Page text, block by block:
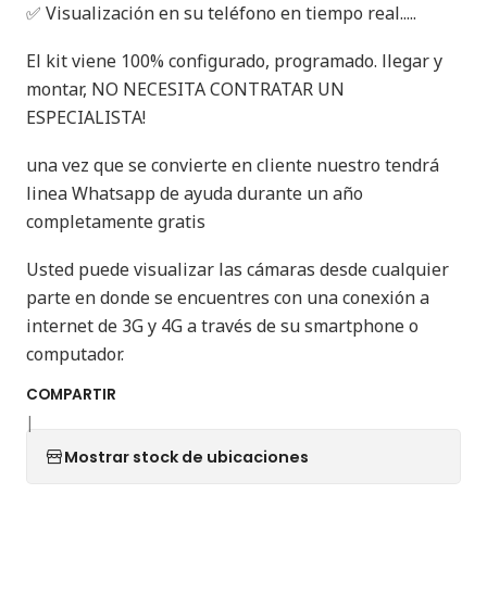
✅ Visualización en su teléfono en tiempo real.....
El kit viene 100% configurado, programado. llegar y
montar, NO NECESITA CONTRATAR UN
ESPECIALISTA!
una vez que se convierte en cliente nuestro tendrá
linea Whatsapp de ayuda durante un año
completamente gratis
Usted puede visualizar las cámaras desde cualquier
parte en donde se encuentres con una conexión a
internet de 3G y 4G a través de su smartphone o
computador.
COMPARTIR
|
Mostrar stock de ubicaciones